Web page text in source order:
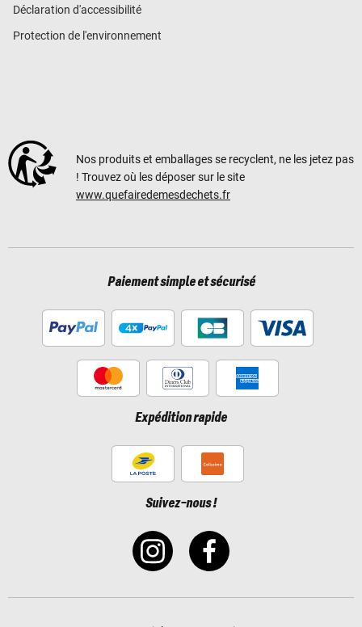
Déclaration d'accessibilité
Protection de l'environnement
Nos produits et emballages se recyclent, ne les jetez pas
! Trouvez où les déposer sur le site
www.quefairedemesdechets.fr
Paiement simple et sécurisé
Expédition rapide
Suivez-nous !